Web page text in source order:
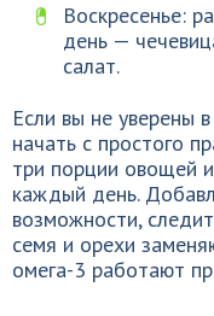
Воскресенье:
день —
салат.
Если вы не уверены
начать с простого
три порции овощей
каждый день.
возможности,
семя и орехи
омега-3 работают